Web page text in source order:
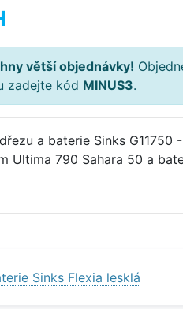
větší objednávky!
zadejte kód MINUS3.
a baterie Sinks G11750
Ultima 790 Sahara 50 a
Sinks Flexia lesklá